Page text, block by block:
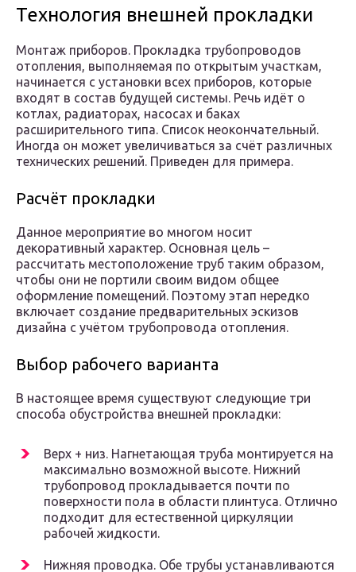
Технология внешней прокладки
Монтаж приборов. Прокладка трубопроводов
отопления, выполняемая по открытым участкам,
начинается с установки всех приборов, которые
входят в состав будущей системы. Речь идёт о
котлах, радиаторах, насосах и баках
расширительного типа. Список неокончательный.
Иногда он может увеличиваться за счёт различных
технических решений. Приведен для примера.
Расчёт прокладки
Данное мероприятие во многом носит
декоративный характер. Основная цель –
рассчитать местоположение труб таким образом,
чтобы они не портили своим видом общее
оформление помещений. Поэтому этап нередко
включает создание предварительных эскизов
дизайна с учётом трубопровода отопления.
Выбор рабочего варианта
В настоящее время существуют следующие три
способа обустройства внешней прокладки:
Верх + низ. Нагнетающая труба монтируется на
максимально возможной высоте. Нижний
трубопровод прокладывается почти по
поверхности пола в области плинтуса. Отлично
подходит для естественной циркуляции
рабочей жидкости.
Нижняя проводка. Обе трубы устанавливаются